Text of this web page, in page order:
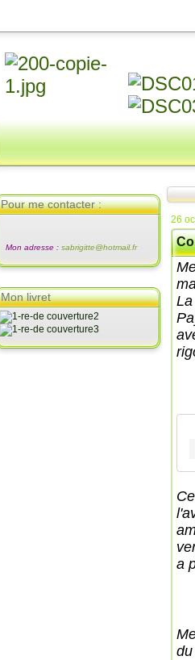
Pour me contacter :
Mon adresse : sabrigitte@hotmail.fr
Mon livret
26
a